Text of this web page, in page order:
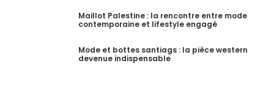
Maillot Palestine : la rencontre entre mode
contemporaine et lifestyle engagé
Mode et bottes santiags : la pièce western
devenue indispensable